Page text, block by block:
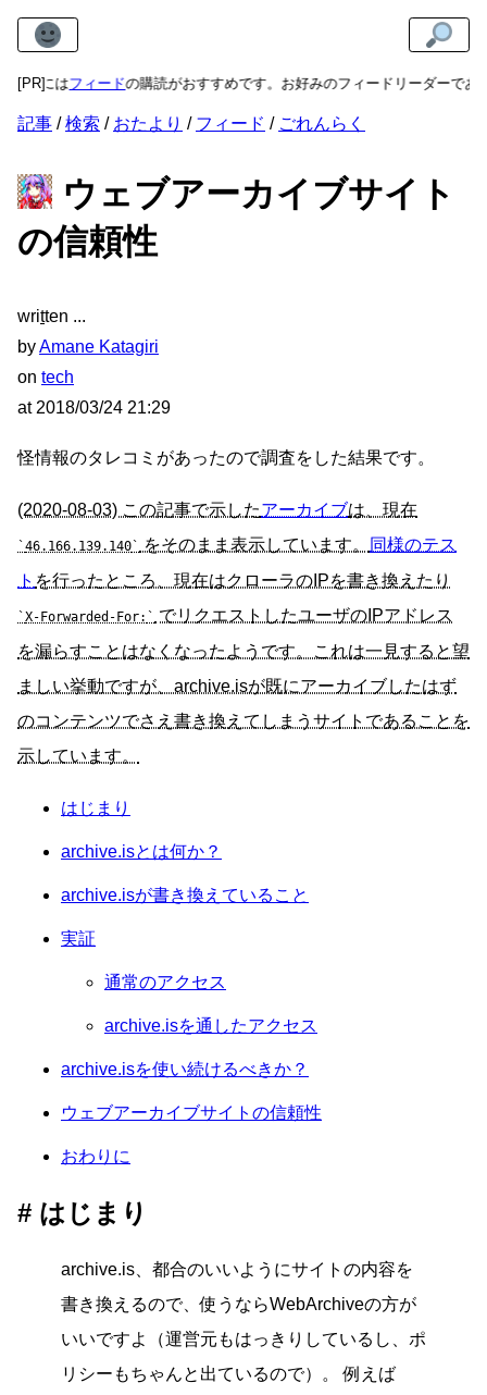
[PR]
にはフィードの購読がおすすめです。お好みのフィードリーダーであまね
記事 検索 おたより フィード ごれんらく
ウェブアーカイブサイト
の信頼性
written
byAmane Katagiri
on tech
at 2018/03/24 21:29
怪情報のタレコミがあったので調査をした結果です。
(2020-08-03) この記事で示したアーカイブは、現在
46.166.139.140 をそのまま表示しています。
同様のテス
ト を行ったところ、現在はクローラのIPを書き換えたり
X-Forwarded-For:
でリクエストしたユーザのIPアドレス
を漏らすことはなくなったようです。これは一見すると望
ましい挙動ですが、archive.isが既にアーカイブしたはず
のコンテンツでさえ書き換えてしまうサイトであることを
示しています。
はじまり
archive.isとは何か？
archive.isが書き換えていること
実証
通常のアクセス
archive.isを通したアクセス
archive.isを使い続けるべきか？
ウェブアーカイブサイトの信頼性
おわりに
はじまり
archive.is、都合のいいようにサイトの内容を
書き換えるので、使うならWebArchiveの方が
いいですよ（運営元もはっきりしているし、ポ
リシーもちゃんと出ているので）。 例えば